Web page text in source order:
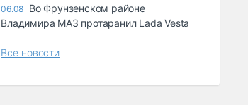
06.08 Во Фрунзенском районе
Владимира МАЗ протаранил Lada Vesta
Все новости